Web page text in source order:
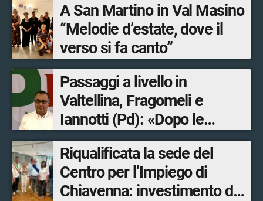
A San Martino in Val Masino
“Melodie d’estate, dove il
verso si fa canto”
Passaggi a livello in
Valtellina, Fragomeli e
Iannotti (Pd): «Dopo le
Olimpiadi solo un terzo delle
opere sostitutive sarà
ultimato entro il 2026»
Riqualificata la sede del
Centro per l’Impiego di
Chiavenna: investimento da